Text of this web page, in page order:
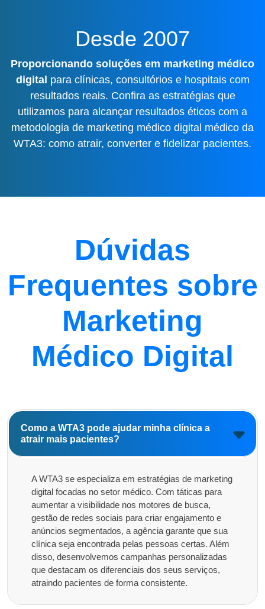
Desde 2007
Proporcionando soluções em marketing médico
digital para clínicas, consultórios e hospitais com
resultados reais. Confira as estratégias que
utilizamos para alcançar resultados éticos com a
metodologia de marketing médico digital médico da
WTA3: como atrair, converter e fidelizar pacientes.
Dúvidas
Frequentes sobre
Marketing
Médico Digital
Como a WTA3 pode ajudar minha clínica a
atrair mais pacientes?
A WTA3 se especializa em estratégias de marketing
digital focadas no setor médico. Com táticas para
aumentar a visibilidade nos motores de busca,
gestão de redes sociais para criar engajamento e
anúncios segmentados, a agência garante que sua
clínica seja encontrada pelas pessoas certas. Além
disso, desenvolvemos campanhas personalizadas
que destacam os diferenciais dos seus serviços,
atraindo pacientes de forma consistente.